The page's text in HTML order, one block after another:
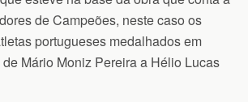
de Campeões, neste caso os
portugueses medalhados em
Mário Moniz Pereira a Hélio Lucas